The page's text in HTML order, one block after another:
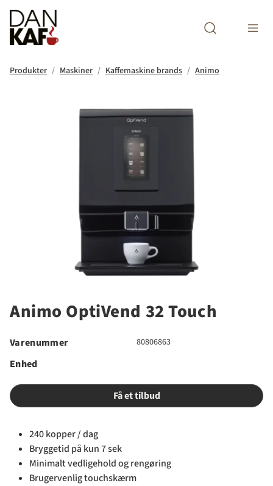
Produkter Maskiner Kaffemaskine brands Animo
Animo OptiVend 32 Touch
Varenummer 80806863
Enhed
Få et tilbud
240 kopper / dag
Bryggetid på kun 7 sek
Minimalt vedligehold og rengøring
Brugervenlig touchskærm